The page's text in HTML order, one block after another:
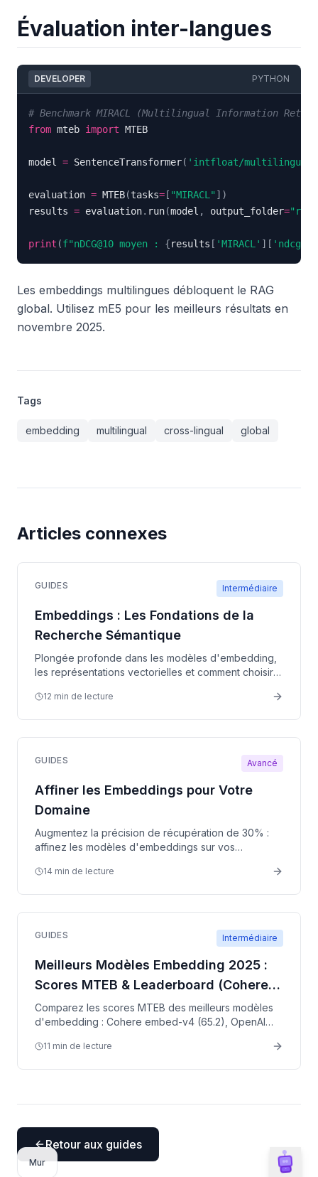
Mur
Évaluation inter-langues
DEVELOPER PYTHON
# Benchmark MIRACL (Multilingual Information
from mteb import
model = SentenceTransformer( 'intfloat/
evaluation = MTEB(tasks= [ "MIRACL" ] )
results = evaluation. run(model , output_folder=
print (f"nDCG@10 moyen : {results [ 'MIRACL' ] [
Les embeddings multilingues débloquent le RAG
global. Utilisez mE5 pour les meilleurs résultats en
novembre 2025.
Tags
embedding multilingual cross-lingual global
Articles connexes
GUIDES Intermédiaire
Embeddings : Les Fondations de la
Recherche Sémantique
Plongée profonde dans les modèles d'embedding,
les représentations vectorielles et comment choisir
RAG.12 min de lecture
GUIDES Avancé
Affiner les Embeddings pour Votre
Domaine
Augmentez la précision de récupération de 30% :
affinez les modèles d'embeddings sur vos
14 min de lecture
GUIDES Intermédiaire
Meilleurs Modèles Embedding 2025 :
Scores MTEB & Leaderboard (Cohere,
OpenAI, BGE)
Comparez les scores MTEB des meilleurs modèles
d'embedding : Cohere embed-v4 (65.2), OpenAI
complet avec prix.
11 min de lecture
Retour aux guides